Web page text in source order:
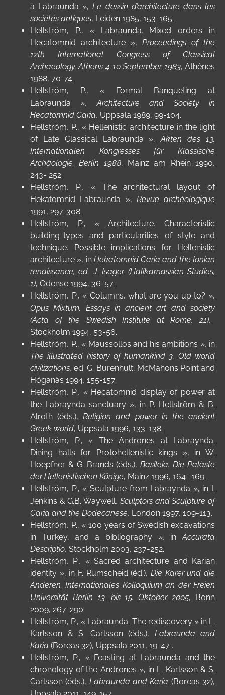
à Labraunda »,Le dessin d’architecture dans les
sociétés antiques, Leiden 1985, 153-165.
Hellström, P., « Labraunda. Mixed orders in
Hecatomnid architecture », Proceedings of the
12th International Congress of Classical
Archaeology. Athens 4-10 September 1983, Athènes
1988, 70-74.
Hellström, P., « Formal Banqueting at
Labraunda »,Architecture and Society in
Hecatomnid Caria, Uppsala 1989, 99-104.
Hellström, P., « Hellenistic architecture in the light
of Late Classical Labraunda », Akten des 13.
Internationalen Kongresses für Klassische
Archäologie. Berlin 1988, Mainz am Rhein 1990,
243- 252.
Hellström, P., « The architectural layout of
Hekatomnid Labraunda », Revue archéologique
1991, 297-308.
Hellström, P., « Architecture. Characteristic
building-types and particularities of style and
technique. Possible implications for Hellenistic
architecture », in Hekatomnid Caria and the Ionian
renaissance, ed. J. Isager (Halikarnassian Studies,
1), Odense 1994, 36-57.
Hellström, P.,« Columns, what are you up to? »,
Opus Mixtum. Essays in ancient art and society
(Acta of the Swedish Institute at Rome, 21),
Stockholm 1994, 53-56.
Hellström, P., « Maussollos and his ambitions », in
The illustrated history of humankind 3. Old world
civilizations, ed. G. Burenhult, McMahons Point and
Höganäs 1994, 155-157.
Hellström, P., « Hecatomnid display of power at
the Labraynda sanctuary », in P. Hellström & B.
Alroth (éds.),Religion and power in the ancient
Greek world, Uppsala 1996, 133-138.
Hellström, P., « The Andrones at Labraynda.
Dining halls for Protohellenistic kings », in W.
Hoepfner & G. Brands (éds.),Basileia. Die Paläste
der Hellenistischen Könige, Mainz 1996, 164- 169.
Hellström, P.,« Sculpture from Labraynda », in I.
Jenkins & G.B. Waywell, Sculptors and Sculpture of
Caria and the Dodecanese, London 1997, 109-113.
Hellström, P.,«100 years of Swedish excavations
in Turkey, and a bibliography », inAccurata
Descriptio, Stockholm 2003, 237-252.
Hellström, P., «Sacred architecture and Karian
identity », in F. Rumscheid (éd.), Die Karer und die
Anderen. Internationales Kolloquium an der Freien
Universität Berlin 13. bis 15. Oktober 2005, Bonn
2009, 267-290.
Hellström, P.,« Labraunda. The rediscovery » in L.
Karlsson & S. Carlsson (éds.), Labraunda and
Karia (Boreas 32), Uppsala 2011, 19-47 .
Hellström, P., « Feasting at Labraunda and the
chronology of the Andrones », in L. Karlsson & S.
Carlsson (éds.), Labraunda and Karia (Boreas 32),